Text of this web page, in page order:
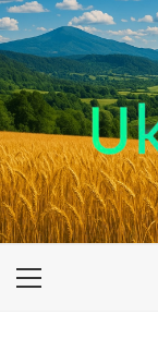
Primary